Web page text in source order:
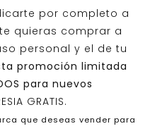
por completo a
quieras comprar a
personal y el de tu
promoción limitada
para nuevos
GRATIS.
que deseas vender para